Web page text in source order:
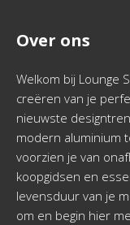
Over ons
Welkom bij Lounge
creëren van je
nieuwste
modern aluminium
voorzien je van
koopgidsen en
levensduur van je
om en begin hier